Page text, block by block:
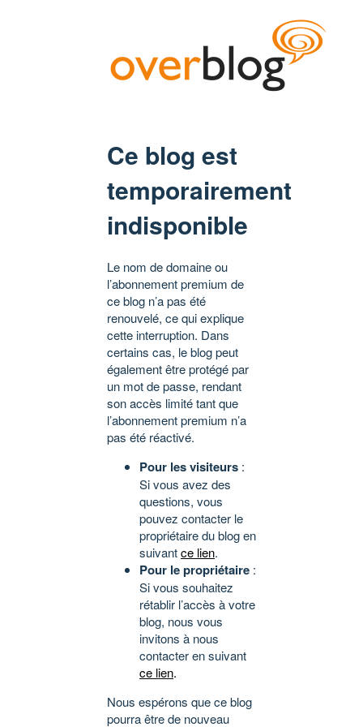
Ce blog est
temporairement
indisponible
Le nom de domaine ou
l’abonnement premium de
ce blog n’a pas été
renouvelé, ce qui explique
cette interruption. Dans
certains cas, le blog peut
également être protégé par
un mot de passe, rendant
son accès limité tant que
l’abonnement premium n’a
pas été réactivé.
Pour les visiteurs :
Si vous avez des
questions, vous
pouvez contacter le
propriétaire du blog en
suivantce lien.
Pour le propriétaire :
Si vous souhaitez
rétablir l’accès à votre
blog, nous vous
invitons à nous
contacter en suivant
ce lien.
Nous espérons que ce blog
pourra être de nouveau